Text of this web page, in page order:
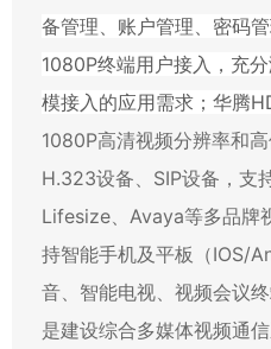
备管理、账户管理、密码
1080P终端用户接入，充
模接入的应用需求；华腾
1080P高清视频分辨率和
H.323设备、 SIP设备，支
Lifesize、 Avaya等多品牌
持智能手机及平板（IOS/
音、 智能电视、视频会议
是建设综合多媒体视频通信